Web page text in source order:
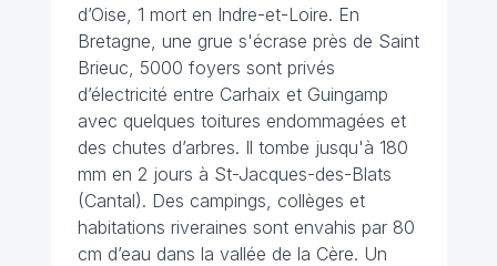
d’Oise, 1 mort en Indre-et-Loire. En
Bretagne, une grue s'écrase près de Saint
Brieuc, 5000 foyers sont privés
d’électricité entre Carhaix et Guingamp
avec quelques toitures endommagées et
des chutes d’arbres. Il tombe jusqu'à 180
mm en 2 jours à St-Jacques-des-Blats
(Cantal). Des campings, collèges et
habitations riveraines sont envahis par 80
cm d’eau dans la vallée de la Cère. Un